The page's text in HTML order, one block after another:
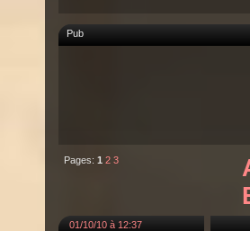
Pub
Pages: 1 2 3
01/10/10 à 12:37